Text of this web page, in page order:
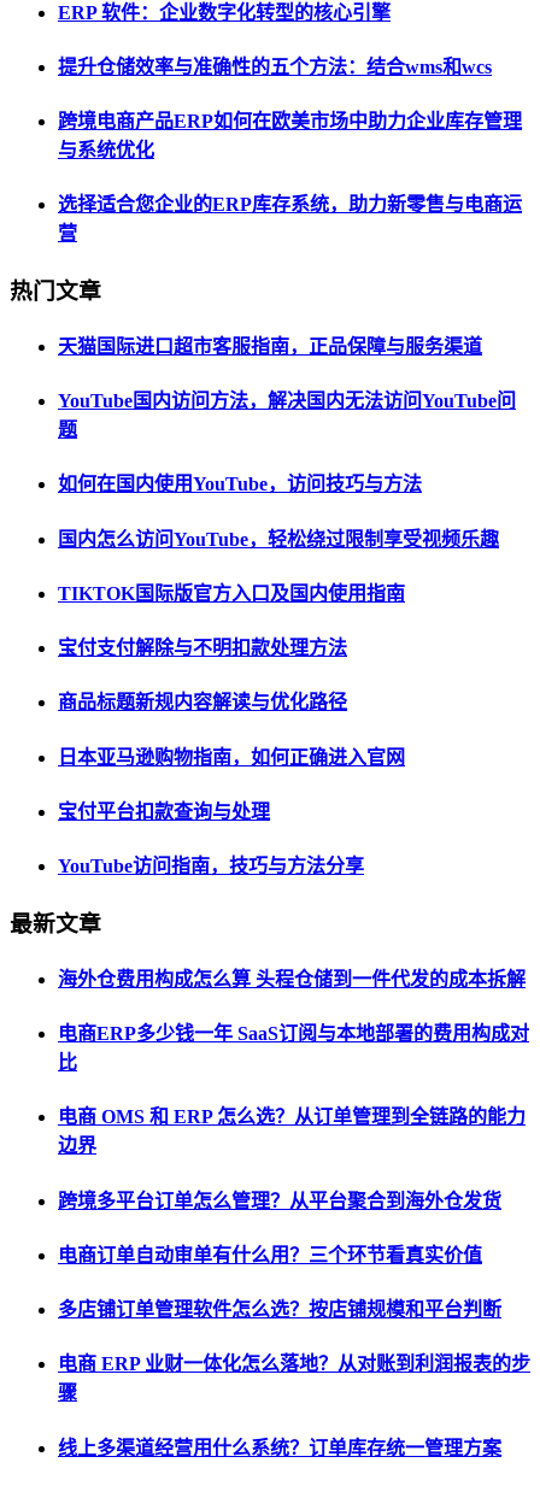
ERP 软件：企业数字化转型的核心引擎
提升仓储效率与准确性的五个方法：结合wms和wcs
跨境电商产品ERP如何在欧美市场中助力企业库存管理
与系统优化
选择适合您企业的ERP库存系统，助力新零售与电商运
营
热门文章
天猫国际进口超市客服指南，正品保障与服务渠道
YouTube国内访问方法，解决国内无法访问YouTube问
题
如何在国内使用YouTube，访问技巧与方法
国内怎么访问YouTube，轻松绕过限制享受视频乐趣
TIKTOK国际版官方入口及国内使用指南
宝付支付解除与不明扣款处理方法
商品标题新规内容解读与优化路径
日本亚马逊购物指南，如何正确进入官网
宝付平台扣款查询与处理
YouTube访问指南，技巧与方法分享
最新文章
海外仓费用构成怎么算 头程仓储到一件代发的成本拆解
电商ERP多少钱一年 SaaS订阅与本地部署的费用构成对
比
电商 OMS 和 ERP 怎么选？从订单管理到全链路的能力
边界
跨境多平台订单怎么管理？从平台聚合到海外仓发货
电商订单自动审单有什么用？三个环节看真实价值
多店铺订单管理软件怎么选？按店铺规模和平台判断
电商 ERP 业财一体化怎么落地？从对账到利润报表的步
骤
线上多渠道经营用什么系统？订单库存统一管理方案